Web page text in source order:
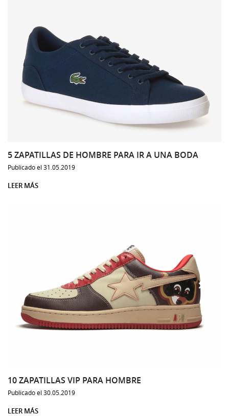
5 ZAPATILLAS DE HOMBRE PARA IR A UNA BODA
Publicado el 31.05.2019
LEER MÁS
10 ZAPATILLAS VIP PARA HOMBRE
Publicado el 30.05.2019
LEER MÁS